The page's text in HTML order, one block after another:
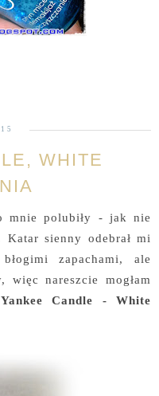
WHITE
mnie polubiły - jak nie
sienny odebrał mi
zapachami, ale
nareszcie mogłam
Yankee Candle - White